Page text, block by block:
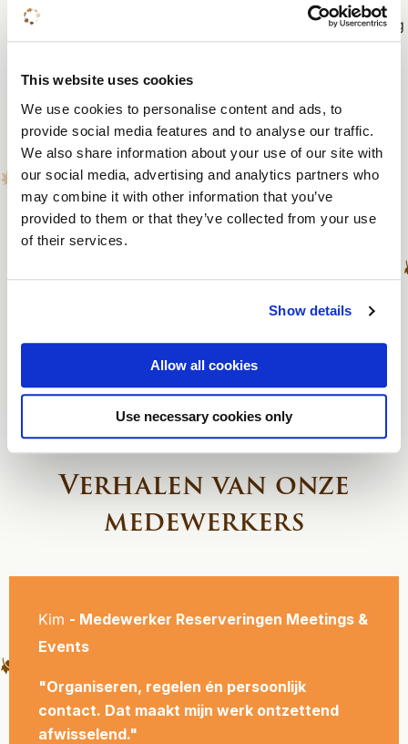
This website uses cookies
We use cookies to personalise content and ads, to
provide social media features and to analyse our traffic.
We also share information about your use of our site with
our social media, advertising and analytics partners who
may combine it with other information that you’ve
provided to them or that they’ve collected from your use
of their services.
Show details
Allow all cookies
Use necessary cookies only
Meetings & Events
Soesterberg
Stages
Ben jij op zoek naar een leerzame en inspirerende
stageplek?
Bij Conferentiehotel Kontakt der Kontinenten krijg je de
waar gastvrijheid en samenwerking centraal staan.
Ontdek onze beschikbare stageplaatsen via de
Bekijk de stages
Verhalen van onze
medewerkers
Kim - Medewerker Reserveringen Meetings &
Events
"Organiseren, regelen én persoonlijk
contact. Dat maakt mijn werk ontzettend
afwisselend."